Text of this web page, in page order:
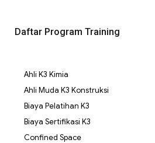
Daftar Program Training
Ahli K3 Kimia
Ahli Muda K3 Konstruksi
Biaya Pelatihan K3
Biaya Sertifikasi K3
Confined Space